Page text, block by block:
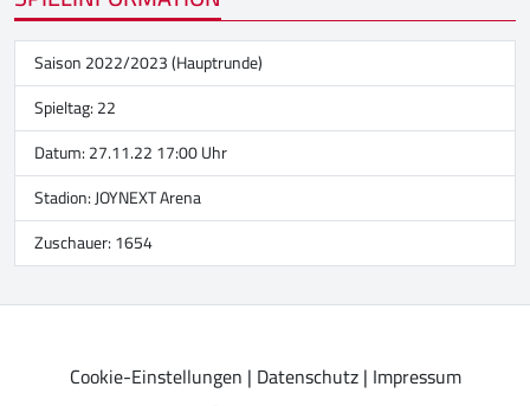
Saison 2022/2023 (Hauptrunde)
Spieltag: 22
Datum: 27.11.22 17:00 Uhr
Stadion:JOYNEXT Arena
Zuschauer: 1654
Cookie-Einstellungen | Datenschutz| Impressum